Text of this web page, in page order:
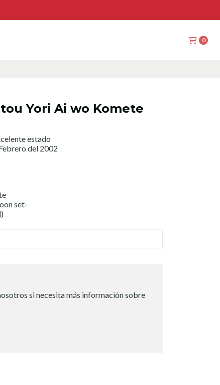
0
Yori Ai wo Komete
estado
del 2002
set-
si necesita más información sobre